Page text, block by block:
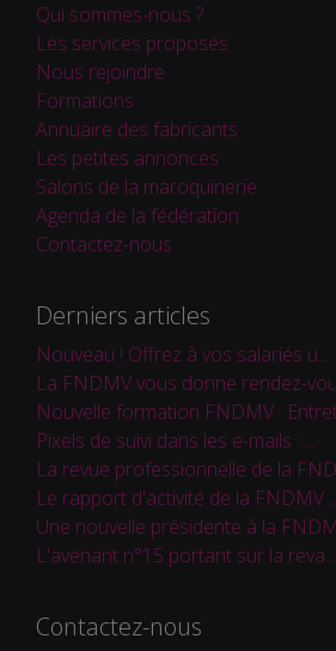
Qui sommes-nous ?
Les services proposés
Nous rejoindre
Formations
Annuaire des fabricants
Les petites annonces
Salons de la maroquinerie
Agenda de la fédération
Contactez-nous
Derniers articles
Nouveau ! Offrez à vos salariés u...
La FNDMV vous donne rendez-
Nouvelle formation FNDMV :
Pixels de suivi dans les e-mails : ...
La revue professionnelle de la
Le rapport d'activité de la FNDMV
Une nouvelle présidente à la
L'avenant n°15 portant sur la reva...
Contactez-nous